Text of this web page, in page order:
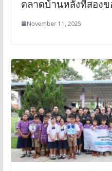
ตลาดบ้านหลังที่สองข
November 11, 2025